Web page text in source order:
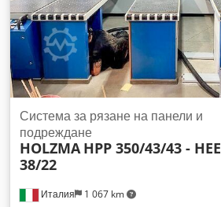
Италия 1 067 km
Система за рязане на панели и
подреждане
HOLZMA HPP 350/43/43 - HEE
38/22